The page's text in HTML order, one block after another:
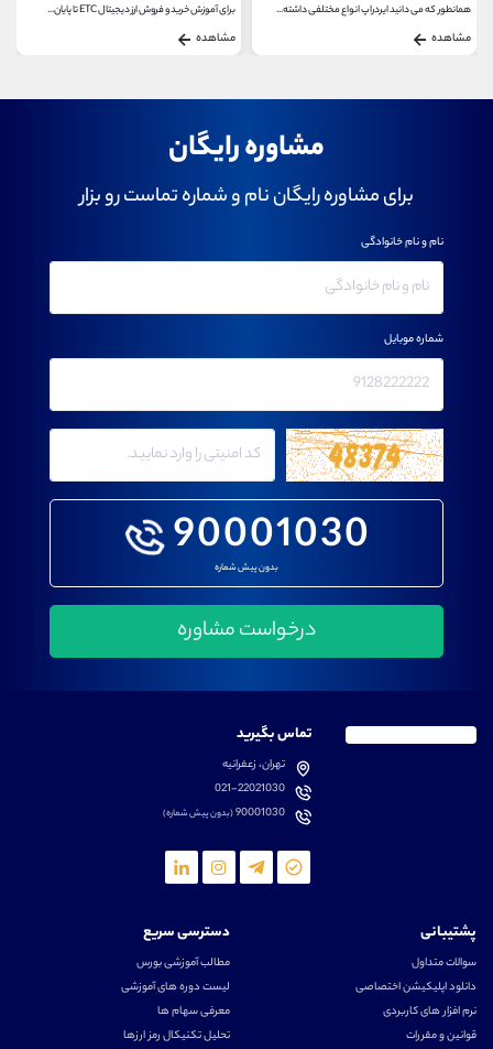
همانطور که می دانید ایردراپ انواع مختلفی داشته...
مشاهده
برای آموزش خرید و فروش ارز دیجیتال ETC تا پایان...
مشاهده
مشاوره رایگان
برای مشاوره رایگان نام و شماره تماست رو بزار
90001030
بدون پیش شماره
نام و نام خانوادگی
شماره موبایل
تماس بگیرید
تهران، زعفرانیه
021-22021030
90001030(بدون پیش شماره)
پشتیبانی
سوالات متداول
دانلود اپلیکیشن اختصاصی
نرم افزار های کاربردی
قوانین و مقررات
دسترسی سریع
مطالب آموزشی بورس
لیست دوره های آموزشی
معرفی سهام ها
تحلیل تکنیکال رمز ارزها